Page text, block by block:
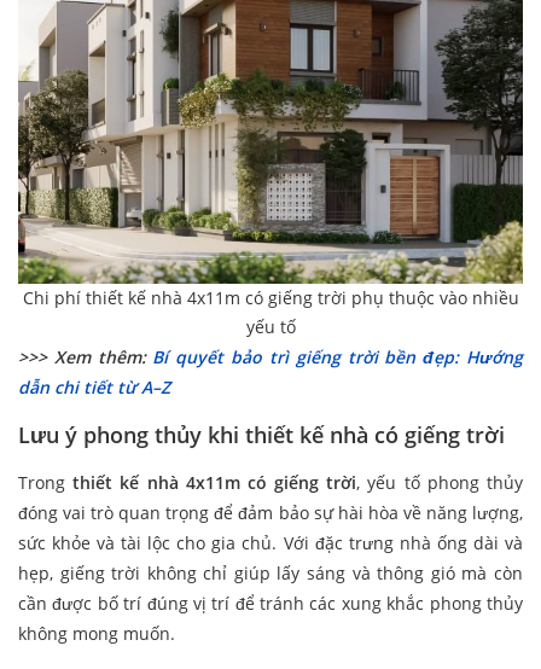
Chi phí thiết kế nhà 4x11m có giếng trời phụ thuộc vào nhiều
yếu tố
>>> Xem thêm: Bí quyết bảo trì giếng trời bền đẹp: Hướng
dẫn chi tiết từ A–Z
Lưu ý phong thủy khi thiết kế nhà có giếng trời
Trongthiết kế nhà 4x11m có giếng trời, yếu tố phong thủy
đóng vai trò quan trọng để đảm bảo sự hài hòa về năng lượng,
sức khỏe và tài lộc cho gia chủ. Với đặc trưng nhà ống dài và
hẹp, giếng trời không chỉ giúp lấy sáng và thông gió mà còn
cần được bố trí đúng vị trí để tránh các xung khắc phong thủy
không mong muốn.